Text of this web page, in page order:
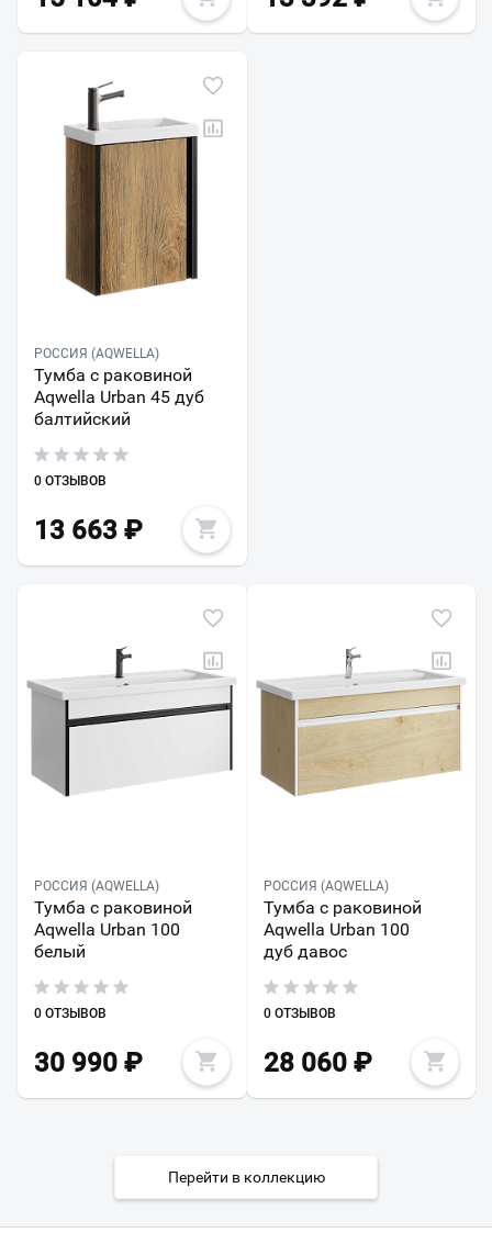
РОССИЯ (AQWELLA)
Тумба с раковиной
Aqwella Urban 45 дуб
балтийский
0 ОТЗЫВОВ
13 663 ₽
РОССИЯ (AQWELLA)
Тумба с раковиной
Aqwella Urban 100
белый
0 ОТЗЫВОВ
30 990 ₽
РОССИЯ (AQWELLA)
Тумба с раковиной
Aqwella Urban 100
дуб давос
0 ОТЗЫВОВ
28 060₽
Перейти в коллекцию